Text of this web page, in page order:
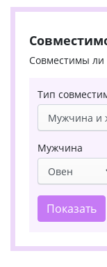
Совместимы ли
Тип
Мужчина
Показать